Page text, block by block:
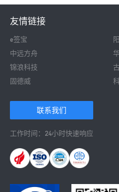
催化终端需求
抢装，预计
友情链接
e签宝
中远方舟
锦浪科技
固德威
工作时间：24小时快速响应